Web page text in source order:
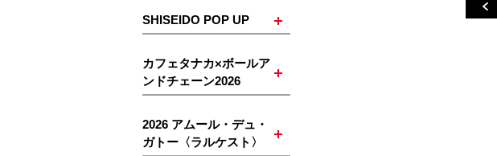
SHISEIDO POP UP
カフェタナカ×ボールア
ンドチェーン2026
2026 アムール・デュ・
ガトー〈ラルケスト〉